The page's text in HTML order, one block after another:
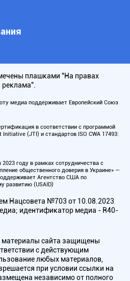
плашками "На правах
медиа поддерживает Европейский Союз
в соответствии с программой
(JTI) и стандартов ISO CWA 17493:
2023 году в рамках сотрудничества с
общественного доверия в Украине» —
Агентство США по
развитию (USAID)
Нацсовета №703 от 10.08.2023
идентификатор медиа - R40-
материалы сайта защищены
с действующим
любых материалов,
при условии ссылки на
независимо от полного